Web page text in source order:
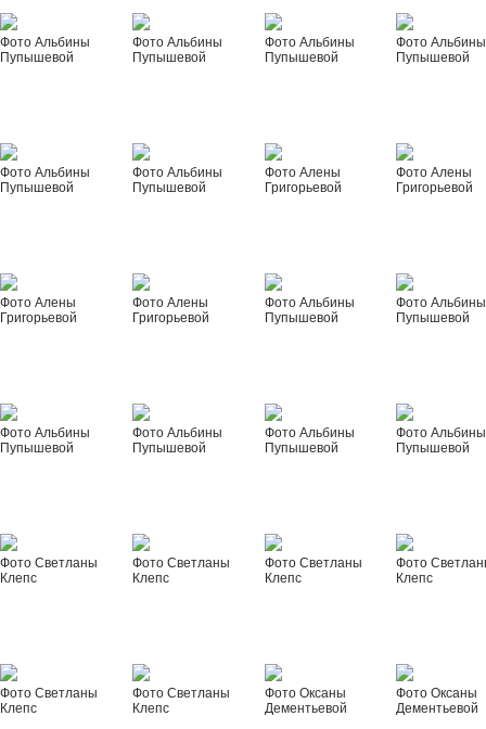
Фото Альбины
Пупышевой
Фото Альбины
Пупышевой
Фото Альбины
Пупышевой
Фото Альбины
Пупышевой
Фото Альбины
Пупышевой
Фото Альбины
Пупышевой
Фото Алены
Григорьевой
Фото Алены
Григорьевой
Фото Алены
Григорьевой
Фото Алены
Григорьевой
Фото Альбины
Пупышевой
Фото Альбины
Пупышевой
Фото Альбины
Пупышевой
Фото Альбины
Пупышевой
Фото Альбины
Пупышевой
Фото Альбины
Пупышевой
Фото Светланы
Клепс
Фото Светланы
Клепс
Фото Светланы
Клепс
Фото
Клепс
Фото Светланы
Клепс
Фото Светланы
Клепс
Фото Оксаны
Дементьевой
Фото Оксаны
Дементьевой